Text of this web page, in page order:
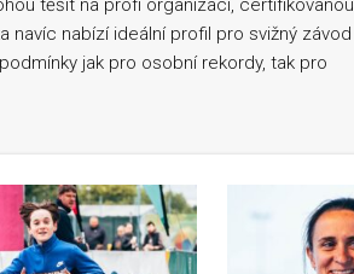
těšit na profi organizaci, certifikovanou
navíc nabízí ideální profil pro svižný závod
jak pro osobní rekordy, tak pro